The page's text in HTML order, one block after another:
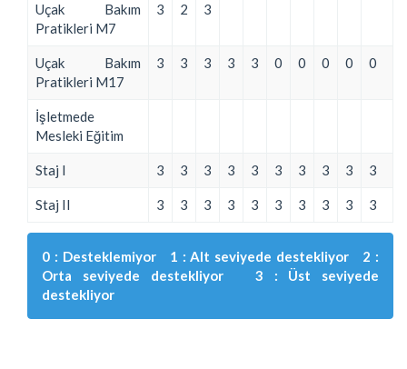
Uçak Bakım
Pratikleri M7
3 2 3
Uçak Bakım
Pratikleri M17
3 3 3 3 3 0 0 0 0 0
İşletmede
Mesleki Eğitim
Staj I 3 3 3 3 3 3 3 3 3 3
Staj II 3 3 3 3 3 3 3 3 3 3
0 : Desteklemiyor 1 : Alt seviyede destekliyor 2 :
Orta seviyede destekliyor 3 : Üst seviyede
destekliyor